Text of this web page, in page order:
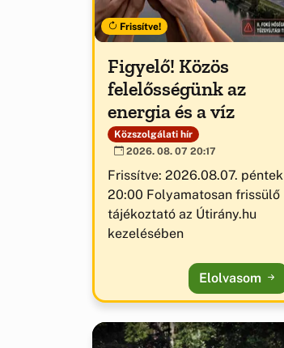
Frissítve!
Figyelő! Közös
felelősségünk az
energia és a víz
Közszolgálati hír
2026. 08. 07 20:17
Frissítve: 2026.08.07. péntek
20:00 Folyamatosan frissülő
tájékoztató az Útirány.hu
kezelésében
Elolvasom